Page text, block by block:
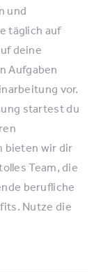
und
täglich auf
deine
Aufgaben
vor.
startest du
bieten wir dir
Team, die
berufliche
Nutze die